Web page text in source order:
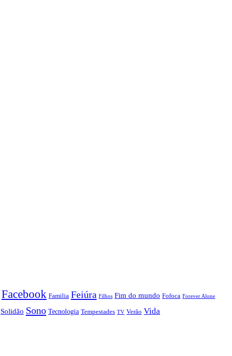
Facebook Familia Feiúra Filhos Fim do mundo Fofoca Forever Alone
Solidão Sono Tecnologia Tempestades TV Verão Vida